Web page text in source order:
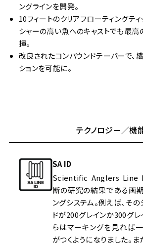
ングラインを開発。
10フィートのクリアフローティングティ
シャーの高い魚へのキャストでも最
揮。
改良されたコンパウンドテーパーで、
ションを可能に。
テクノロジー／機
SA ID
Scientific Anglers
断の研究の結果である画
ングシステム。例えば、そ
ドが200グレインか300グレ
らはマーキングを見れば
がつくようになりました。